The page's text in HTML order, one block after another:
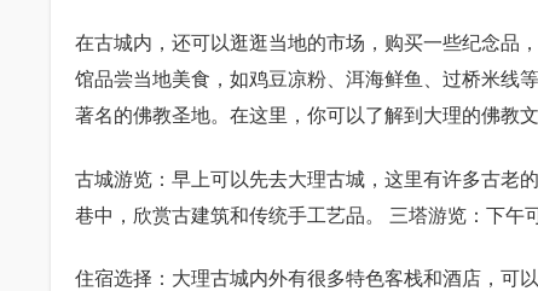
在古城内，还可以逛逛当地的市场，购买一些纪念品
馆品尝当地美食，如鸡豆凉粉、洱海鲜鱼、过桥米线
著名的佛教圣地。在这里，你可以了解到大理的佛教文
古城游览：早上可以先去大理古城，这里有许多古老
巷中，欣赏古建筑和传统手工艺品。 三塔游览：下
住宿选择：大理古城内外有很多特色客栈和酒店，可